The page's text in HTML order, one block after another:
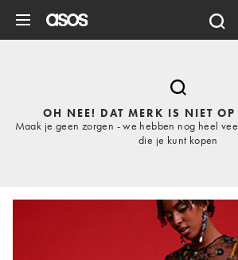
OH NEE! DAT MERK IS NIET
Maak je geen zorgen - we hebben nog heel
die je kunt kopen